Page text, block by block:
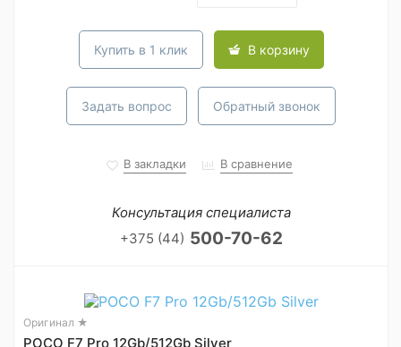
Купить в 1 клик В корзину
Задать вопрос Обратный звонок
В закладки В сравнение
Консультация специалиста
+375 (44) 500-70-62
Оригинал ★
POCO F7 Pro 12Gb/512Gb Silver